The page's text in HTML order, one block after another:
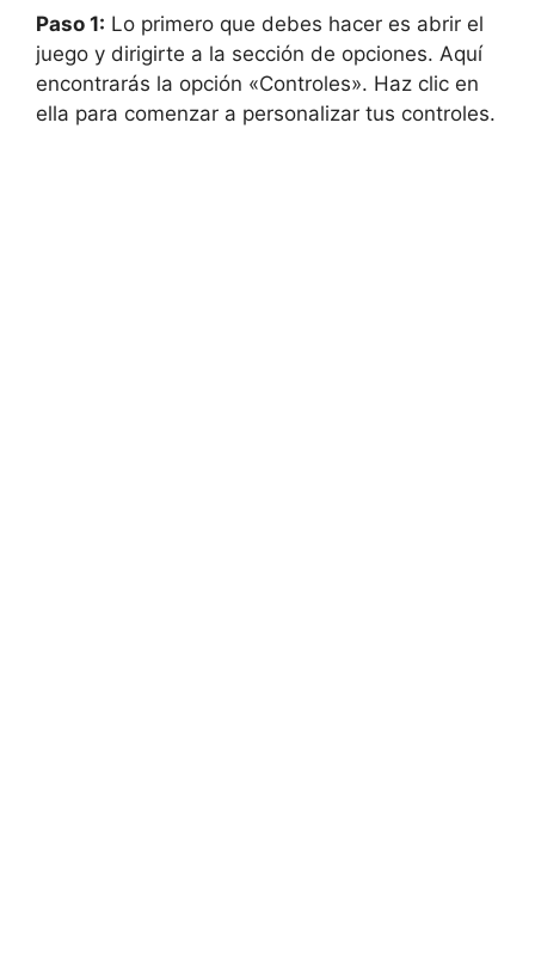
Paso 1: Lo primero que debes hacer es abrir el
juego y dirigirte a la sección de opciones. Aquí
encontrarás la opción «Controles». Haz clic en
ella para comenzar a personalizar tus controles.